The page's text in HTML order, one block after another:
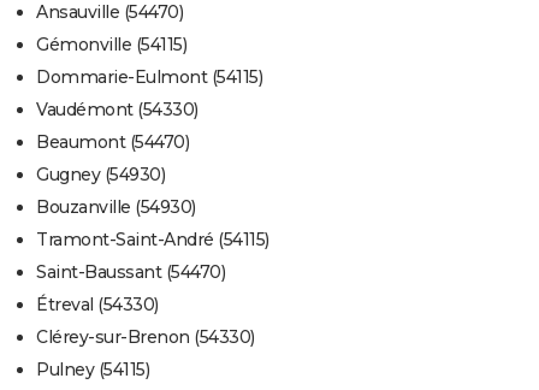
Ansauville (54470)
Gémonville (54115)
Dommarie-Eulmont (54115)
Vaudémont (54330)
Beaumont (54470)
Gugney (54930)
Bouzanville (54930)
Tramont-Saint-André (54115)
Saint-Baussant (54470)
Étreval (54330)
Clérey-sur-Brenon (54330)
Pulney (54115)